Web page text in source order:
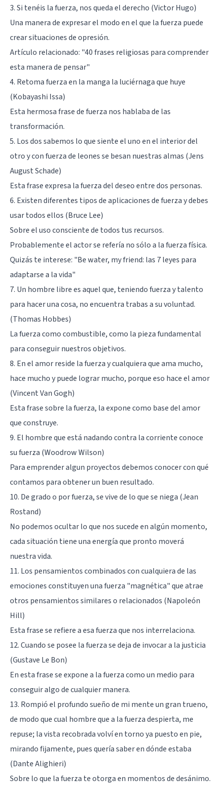
3. Si tenéis la fuerza, nos queda el derecho (Victor Hugo)
Una manera de expresar el modo en el que la fuerza puede
crear situaciones de opresión.
Artículo relacionado: "40 frases religiosas para comprender
esta manera de pensar"
4. Retoma fuerza en la manga la luciérnaga que huye
(Kobayashi Issa)
Esta hermosa frase de fuerza nos hablaba de las
transformación.
5. Los dos sabemos lo que siente el uno en el interior del
otro y con fuerza de leones se besan nuestras almas (Jens
August Schade)
Esta frase expresa la fuerza del deseo entre dos personas.
6. Existen diferentes tipos de aplicaciones de fuerza y debes
usar todos ellos (Bruce Lee)
Sobre el uso consciente de todos tus recursos.
Probablemente el actor se refería no sólo a la fuerza física.
Quizás te interese: "Be water, my friend: las 7 leyes para
adaptarse a la vida"
7. Un hombre libre es aquel que, teniendo fuerza y talento
para hacer una cosa, no encuentra trabas a su voluntad.
(Thomas Hobbes)
La fuerza como combustible, como la pieza fundamental
para conseguir nuestros objetivos.
8. En el amor reside la fuerza y cualquiera que ama mucho,
hace mucho y puede lograr mucho, porque eso hace el amor
(Vincent Van Gogh)
Esta frase sobre la fuerza, la expone como base del amor
que construye.
9. El hombre que está nadando contra la corriente conoce
su fuerza (Woodrow Wilson)
Para emprender algun proyectos debemos conocer con qué
contamos para obtener un buen resultado.
10. De grado o por fuerza, se vive de lo que se niega (Jean
Rostand)
No podemos ocultar lo que nos sucede en algún momento,
cada situación tiene una energía que pronto moverá
nuestra vida.
11. Los pensamientos combinados con cualquiera de las
emociones constituyen una fuerza "magnética" que atrae
otros pensamientos similares o relacionados (Napoleón
Hill)
Esta frase se refiere a esa fuerza que nos interrelaciona.
12. Cuando se posee la fuerza se deja de invocar a la justicia
(Gustave Le Bon)
En esta frase se expone a la fuerza como un medio para
conseguir algo de cualquier manera.
13. Rompió el profundo sueño de mi mente un gran trueno,
de modo que cual hombre que a la fuerza despierta, me
repuse; la vista recobrada volví en torno ya puesto en pie,
mirando fijamente, pues quería saber en dónde estaba
(Dante Alighieri)
Sobre lo que la fuerza te otorga en momentos de desánimo.